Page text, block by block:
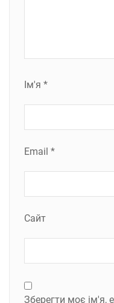
Ім'я *
Email *
Сайт
Зберегти моє ім'я,